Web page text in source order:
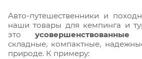
Авто-путешественники и
наши товары для кемпинга и
это усовершенствованные
складные, компактные,
природе. К примеру: